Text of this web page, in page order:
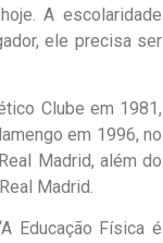
A escolaridade
ele precisa ser
Clube em 1981,
em 1996, no
Madrid, além do
Madrid.
Educação Física é